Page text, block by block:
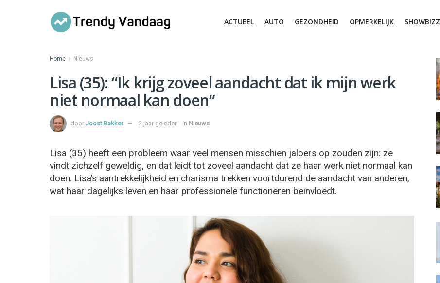
ACTUEEL AUTO GEZONDHEID OPMERKELIJK SHOWBIZZ
Home Nieuws
Lisa (35): “Ik krijg zoveel aandacht dat ik mijn werk
niet normaal kan doen”
door Joost Bakker 2 jaar geleden in Nieuws
Lisa (35) heeft een probleem waar veel mensen misschien jaloers op zouden zijn: ze
vindt zichzelf geweldig, en dat leidt tot zoveel aandacht dat ze haar werk niet normaal kan
doen. Lisa’s aantrekkelijkheid en charisma trekken voortdurend de aandacht van anderen,
wat haar dagelijks leven en haar professionele functioneren beïnvloedt.